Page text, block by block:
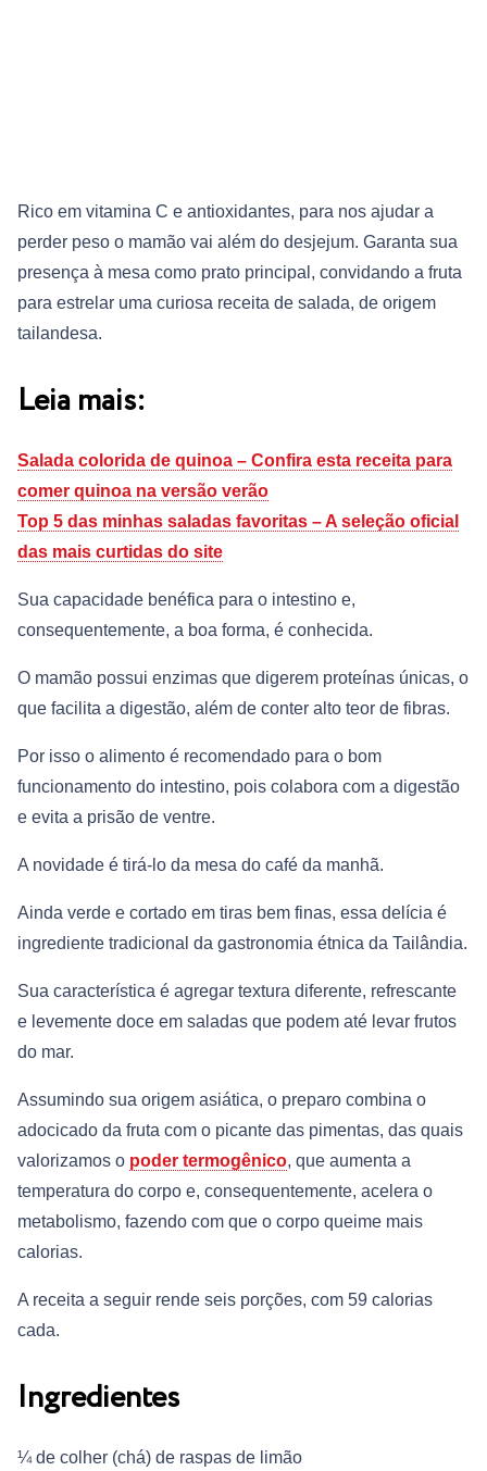
Rico em vitamina C e antioxidantes, para nos ajudar a
perder peso o mamão vai além do desjejum. Garanta sua
presença à mesa como prato principal, convidando a fruta
para estrelar uma curiosa receita de salada, de origem
tailandesa.
Leia mais:
Salada colorida de quinoa – Confira esta receita para
comer quinoa na versão verão
Top 5 das minhas saladas favoritas – A seleção oficial
das mais curtidas do site
Sua capacidade benéfica para o intestino e,
consequentemente, a boa forma, é conhecida.
O mamão possui enzimas que digerem proteínas únicas, o
que facilita a digestão, além de conter alto teor de fibras.
Por isso o alimento é recomendado para o bom
funcionamento do intestino, pois colabora com a digestão
e evita a prisão de ventre.
A novidade é tirá-lo da mesa do café da manhã.
Ainda verde e cortado em tiras bem finas, essa delícia é
ingrediente tradicional da gastronomia étnica da Tailândia.
Sua característica é agregar textura diferente, refrescante
e levemente doce em saladas que podem até levar frutos
do mar.
Assumindo sua origem asiática, o preparo combina o
adocicado da fruta com o picante das pimentas, das quais
valorizamos o poder termogênico, que aumenta a
temperatura do corpo e, consequentemente, acelera o
metabolismo, fazendo com que o corpo queime mais
calorias.
A receita a seguir rende seis porções, com 59 calorias
cada.
Ingredientes
¼ de colher (chá) de raspas de limão